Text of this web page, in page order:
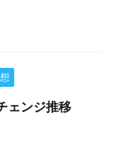
ェンジ推移